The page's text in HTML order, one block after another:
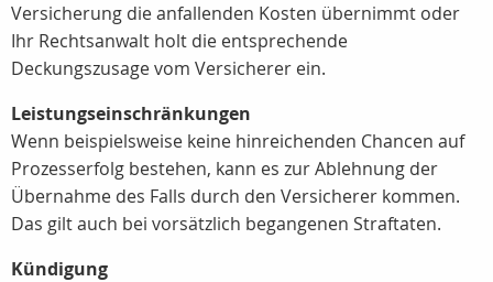
Versicherung die anfallenden Kosten übernimmt oder
Ihr Rechtsanwalt holt die entsprechende
Deckungszusage vom Versicherer ein.
Leistungseinschränkungen
Wenn beispielsweise keine hinreichenden Chancen auf
Prozesserfolg bestehen, kann es zur Ablehnung der
Übernahme des Falls durch den Versicherer kommen.
Das gilt auch bei vorsätzlich begangenen Straftaten.
Kündigung